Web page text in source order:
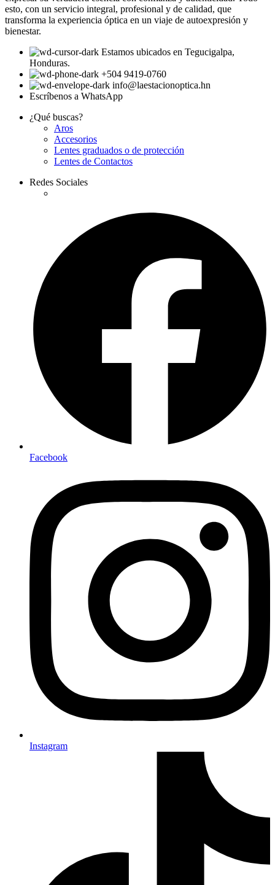
esto, con un servicio integral, profesional y de calidad, que
transforma la experiencia óptica en un viaje de autoexpresión y
bienestar.
Estamos ubicados en Tegucigalpa,
Honduras.
+504 9419-0760
info@laestacionoptica.hn
Escríbenos a WhatsApp
¿Qué buscas?
Aros
Accesorios
Lentes graduados o de protección
Lentes de Contactos
Redes Sociales
Facebook
Instagram